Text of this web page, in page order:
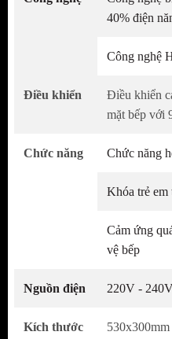
Bếp từ đôi Domino
đôi Domino KF-
INVERTER thông
hơn. Cùng với đó là
giúp người dùng dễ
trình nấu
Bếp điện từ thường
mã mới nhằm tạo ra
cùng tích hợp nhiều
40% điện
Công nghệ
Điều khiển
Điều khiển
mặt bếp với
Chức năng Chức năng
Khóa trẻ em
Cảm ứng
vệ bếp
Nguồn điện 220V -
Kích thước
530x300mm